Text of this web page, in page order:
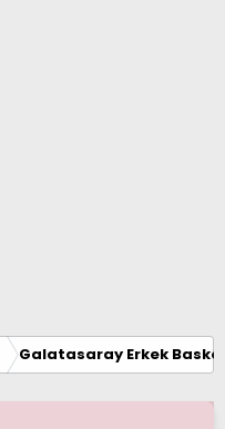
Galatasaray Erkek